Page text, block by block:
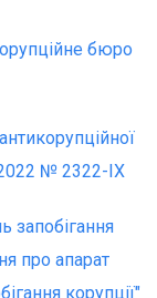
бюро
№ 2322-ІХ
запобігання
про апарат
корупції"